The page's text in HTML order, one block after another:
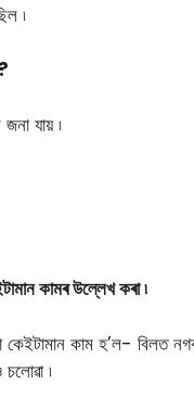
৷
যায় ৷
কামৰ উল্লেখ কৰা ৷
কাম হ’ল- বিলত
চলোৱা ৷